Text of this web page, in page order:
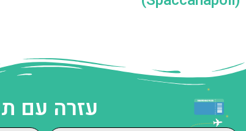
עזרה עם